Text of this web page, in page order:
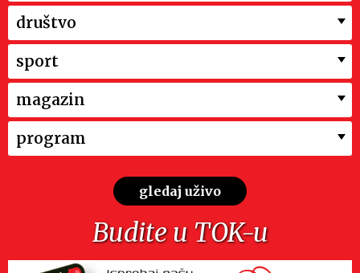
društvo
sport
magazin
program
gledaj uživo
Budite u TOK-u